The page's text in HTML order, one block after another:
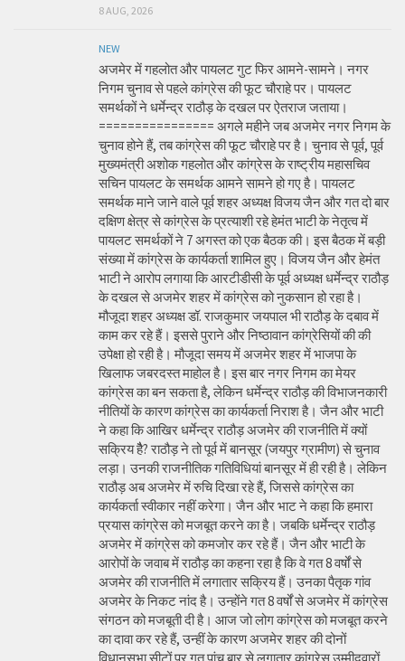
8 AUG, 2026
NEW
अजमेर में गहलोत और पायलट गुट फिर आमने-सामने। नगर
निगम चुनाव से पहले कांग्रेस की फूट चौराहे पर। पायलट
समर्थकों ने धर्मेन्द्र राठौड़ के दखल पर ऐतराज जताया।
================ अगले महीने जब अजमेर नगर निगम के
चुनाव होने हैं, तब कांग्रेस की फूट चौराहे पर है। चुनाव से पूर्व, पूर्व
मुख्यमंत्री अशोक गहलोत और कांग्रेस के राष्ट्रीय महासचिव
सचिन पायलट के समर्थक आमने सामने हो गए है। पायलट
समर्थक माने जाने वाले पूर्व शहर अध्यक्ष विजय जैन और गत दो बार
दक्षिण क्षेत्र से कांग्रेस के प्रत्याशी रहे हेमंत भाटी के नेतृत्व में
पायलट समर्थकों ने 7 अगस्त को एक बैठक की। इस बैठक में बड़ी
संख्या में कांग्रेस के कार्यकर्ता शामिल हुए। विजय जैन और हेमंत
भाटी ने आरोप लगाया कि आरटीडीसी के पूर्व अध्यक्ष धर्मेन्द्र राठौड़
के दखल से अजमेर शहर में कांग्रेस को नुकसान हो रहा है।
मौजूदा शहर अध्यक्ष डॉ. राजकुमार जयपाल भी राठौड़ के दबाव में
काम कर रहे हैं। इससे पुराने और निष्ठावान कांग्रेसियों की की
उपेक्षा हो रही है। मौजूदा समय में अजमेर शहर में भाजपा के
खिलाफ जबरदस्त माहोल है। इस बार नगर निगम का मेयर
कांग्रेस का बन सकता है, लेकिन धर्मेन्द्र राठौड़ की विभाजनकारी
नीतियों के कारण कांग्रेस का कार्यकर्ता निराश है। जैन और भाटी
ने कहा कि आखिर धर्मेन्द्र राठौड़ अजमेर की राजनीति में क्यों
सक्रिय हैै? राठौड़ ने तो पूर्व में बानसूर (जयपुर ग्रामीण) से चुनाव
लड़ा। उनकी राजनीतिक गतिविधियां बानसूर में ही रही है। लेकिन
राठौड़ अब अजमेर में रुचि दिखा रहे हैं, जिससे कांग्रेस का
कार्यकर्ता स्वीकार नहीं करेगा। जैन और भाट ने कहा कि हमारा
प्रयास कांग्रेस को मजबूत करने का है। जबकि धर्मेन्द्र राठौड़
अजमेर में कांग्रेस को कमजोर कर रहे हैं। जैन और भाटी के
आरोपों के जवाब में राठौड़ का कहना रहा है कि वे गत 8 वर्षों से
अजमेर की राजनीति में लगातार सक्रिय हैं। उनका पैतृक गांव
अजमेर के निकट नांद है। उन्होंने गत 8 वर्षों से अजमेर में कांग्रेस
संगठन को मजबूती दी है। आज जो लोग कांग्रेस को मजबूत करने
का दावा कर रहे हैं, उन्हीं के कारण अजमेर शहर की दोनों